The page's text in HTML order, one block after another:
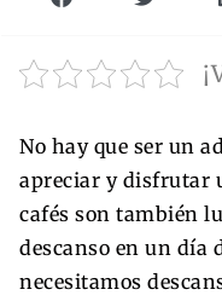
No hay que ser un
apreciar y disfrutar
cafés son también
descanso en un día
necesitamos